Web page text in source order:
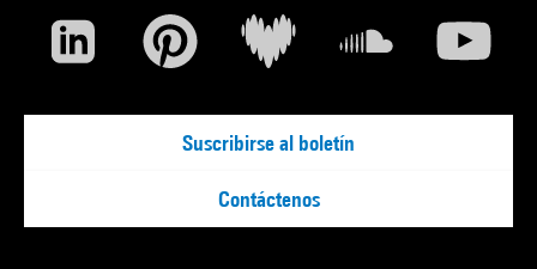
Suscribirse al boletín
Contáctenos